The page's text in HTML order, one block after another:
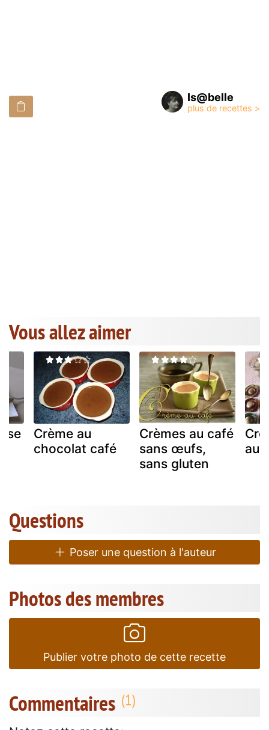
Is@belle
Vous allez aimer
Crème au
chocolat café
Crèmes au café
sans œufs,
sans gluten
au
Questions
Poser une question à l'auteur
Photos des membres
Publier votre photo de cette recette
Commentaires